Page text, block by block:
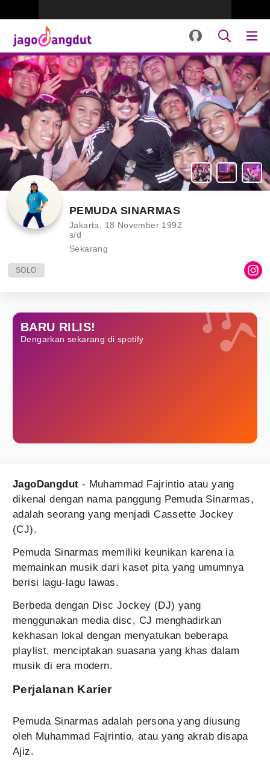
PEMUDA SINARMAS
Jakarta, 18 November 1992
s/d
Sekarang
SOLO
BARU RILIS!
Dengarkan sekarang di spotify
JagoDangdut - Muhammad Fajrintio atau yang
dikenal dengan nama panggung Pemuda Sinarmas,
adalah seorang yang menjadi Cassette Jockey
(CJ).
Pemuda Sinarmas memiliki keunikan karena ia
memainkan musik dari kaset pita yang umumnya
berisi lagu-lagu lawas.
Berbeda dengan Disc Jockey (DJ) yang
menggunakan media disc, CJ menghadirkan
kekhasan lokal dengan menyatukan beberapa
playlist, menciptakan suasana yang khas dalam
musik di era modern.
Perjalanan Karier
Pemuda Sinarmas adalah persona yang diusung
oleh Muhammad Fajrintio, atau yang akrab disapa
Ajiz.